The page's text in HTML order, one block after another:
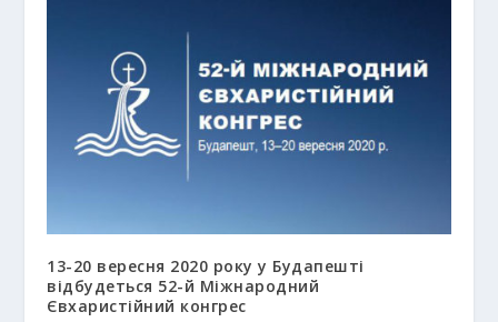
13-20 вересня 2020 року у Будапешті
відбудеться 52-й Міжнародний
Євхаристійний конгрес